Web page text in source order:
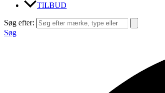
TILBUD
Søg efter:
Søg